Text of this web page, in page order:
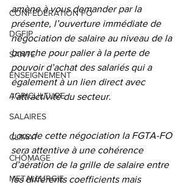
CONFEDERATION FO
DGFIP
SANTE
ENSEIGNEMENT
AGRICULTURE
SALAIRES
CLIMAT
CHÔMAGE
METALLURGIE
amène à vous demander par la
présente, l’ouverture immédiate de
négociation de salaire au niveau de la
branche pour palier à la perte de
pouvoir d’achat des salariés qui a
également à un lien direct avec
l’attractivité du secteur.
Lors de cette négociation la FGTA-FO
sera attentive à une cohérence
d’aération de la grille de salaire entre
les différents coefficients mais